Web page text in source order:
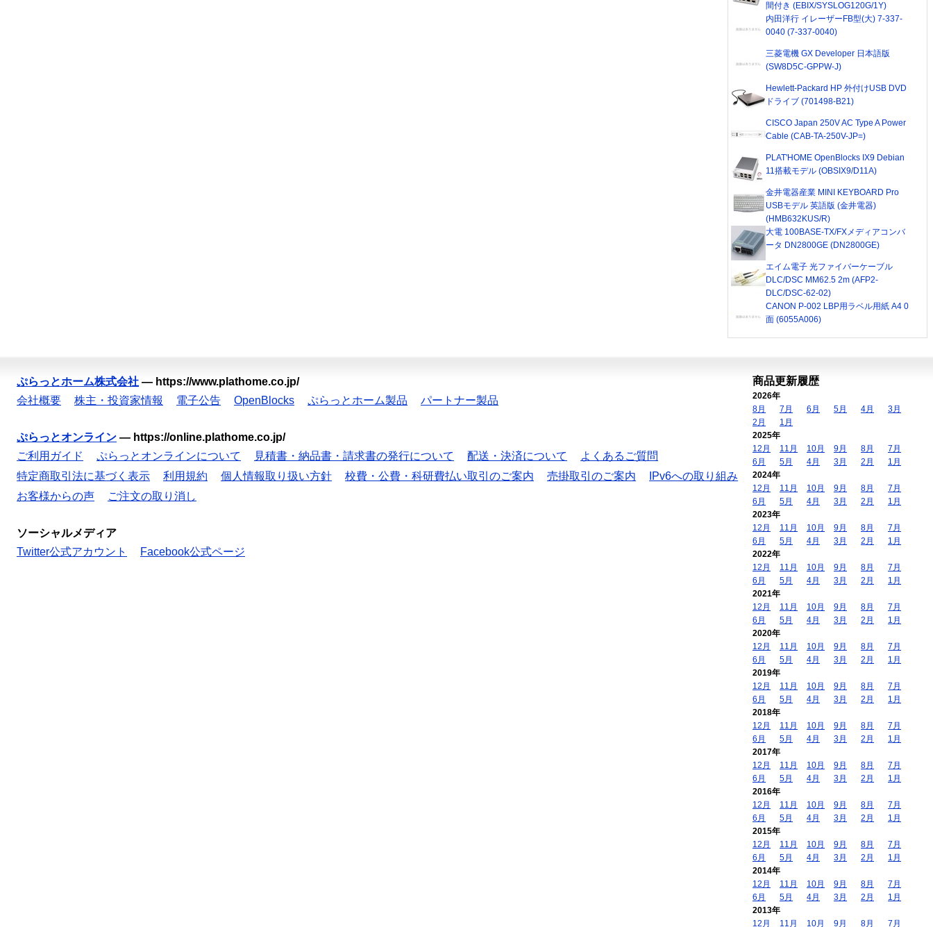
間付き (EBIX/SYSLOG120G/1Y)
内田洋行 イレーザーFB型(大) 7-337-
0040 (7-337-0040)
三菱電機 GX Developer 日本語版
(SW8D5C-GPPW-J)
Hewlett-Packard HP 外付けUSB DVD
ドライブ (701498-B21)
CISCO Japan 250V AC Type A Power
Cable (CAB-TA-250V-JP=)
PLAT'HOME OpenBlocks IX9 Debian
11搭載モデル (OBSIX9/D11A)
金井電器産業 MINI KEYBOARD Pro
USBモデル 英語版 (金井電器)
(HMB632KUS/R)
大電 100BASE-TX/FXメディアコンバ
ータ DN2800GE (DN2800GE)
エイム電子 光ファイバーケーブル
DLC/DSC MM62.5 2m (AFP2-
DLC/DSC-62-02)
CANON P-002 LBP用ラベル用紙 A4 0
面 (6055A006)
ぷらっとホーム株式会社 — https://www.plathome.co.jp/
会社概要
株主・投資家情報 電子公告 OpenBlocks ぷらっとホーム製品 パートナー製品
ぷらっとオンライン — https://online.plathome.co.jp/
ご利用ガイド
ぷらっとオンラインについて 見積書・納品書・請求書の発行について 配送・決済について
よくあるご質問
特定商取引法に基づく表示
利用規約 個人情報取り扱い方針 校費・公費・科研費払い取引のご案内 売掛取引のご案内
IPv6への取り組み
お客様からの声
ご注文の取り消し
ソーシャルメディア
Twitter公式アカウント
Facebook公式ページ
商品更新履歴
2026年
8月
7月 6月 5月 4月
3月
2月
1月
2025年
12月
11月 10月 9月 8月
7月
6月
5月 4月 3月 2月
1月
2024年
12月
11月 10月 9月 8月
7月
6月
5月 4月 3月 2月
1月
2023年
12月
11月 10月 9月 8月
7月
6月
5月 4月 3月 2月
1月
2022年
12月
11月 10月 9月 8月
7月
6月
5月 4月 3月 2月
1月
2021年
12月
11月 10月 9月 8月
7月
6月
5月 4月 3月 2月
1月
2020年
12月
11月 10月 9月 8月
7月
6月
5月 4月 3月 2月
1月
2019年
12月
11月 10月 9月 8月
7月
6月
5月 4月 3月 2月
1月
2018年
12月
11月 10月 9月 8月
7月
6月
5月 4月 3月 2月
1月
2017年
12月
11月 10月 9月 8月
7月
6月
5月 4月 3月 2月
1月
2016年
12月
11月 10月 9月 8月
7月
6月
5月 4月 3月 2月
1月
2015年
12月
11月 10月 9月 8月
7月
6月
5月 4月 3月 2月
1月
2014年
12月
11月 10月 9月 8月
7月
6月
5月 4月 3月 2月
1月
2013年
12月
11月 10月 9月 8月 7月